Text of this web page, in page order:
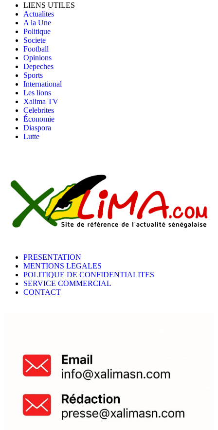
LIENS UTILES
Actualites
A la Une
Politique
Societe
Football
Opinions
Depeches
Sports
International
Les lions
Xalima TV
Celebrites
Économie
Diaspora
Lutte
PRESENTATION
MENTIONS LEGALES
POLITIQUE DE CONFIDENTIALITES
SERVICE COMMERCIAL
CONTACT